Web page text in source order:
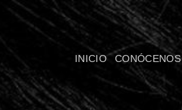
Saltar
INICIO CONÓCENOS